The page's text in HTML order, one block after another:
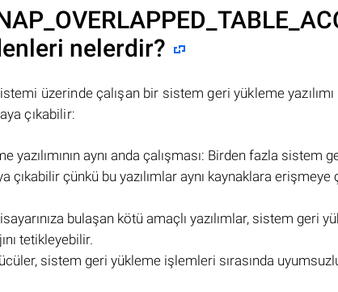
nelerdir?
üzerinde çalışan bir sistem geri yükleme
çıkabilir:
aynı anda çalışması: Birden fazla sistem
çıkabilir çünkü bu yazılımlar aynı kaynaklara erişmeye
bulaşan kötü amaçlı yazılımlar, sistem geri
tetikleyebilir.
sistem geri yükleme işlemleri sırasında